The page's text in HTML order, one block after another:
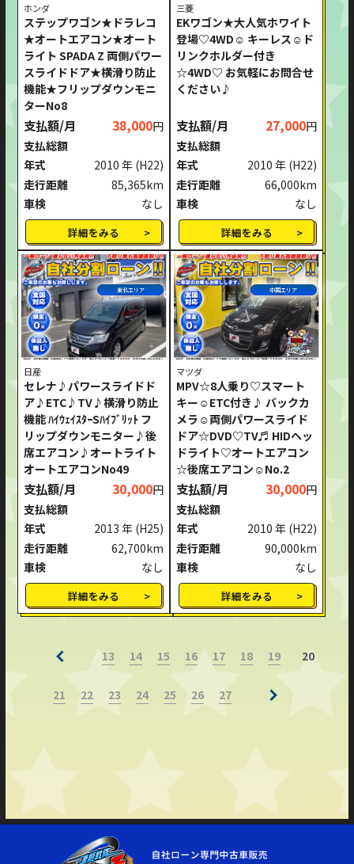
ホンダ
ステップワゴン★ドラレコ
★オートエアコン★オート
ライト SPADA Z 両側パワー
スライドドア★横滑り防止
機能★フリップダウンモニ
ターNo8
支払額/月 38,000円
支払総額
年式
2010 年 (H22)
走行距離
85,365km
車検
なし
詳細をみる
三菱
EKワゴン★大人気ホワイト
登場♡4WD☺ キーレス☺ド
リンクホルダー付き
☆4WD♡ お気軽にお問合せ
ください♪
支払額/月 27,000円
支払総額
年式
2010 年 (H22)
走行距離
66,000km
車検
なし
詳細をみる
東北エリア
日産
セレナ♪パワースライドド
ア♪ETC♪TV♪横滑り防止
機能 ﾊｲｳｪｲｽﾀｰSﾊｲﾌﾞﾘｯﾄ フ
リップダウンモニター♪後
席エアコン♪オートライト
オートエアコンNo49
支払額/月 30,000円
支払総額
年式
2013 年 (H25)
走行距離
62,700km
車検
なし
詳細をみる
中国エリア
マツダ
MPV☆8人乗り♡スマート
キー☺ETC付き♪ バックカ
メラ☺両側パワースライド
ドア☆DVD♡TV♬ HIDヘッ
ドライト♡オートエアコン
☆後席エアコン☺No.2
支払額/月 30,000円
支払総額
年式
2010 年 (H22)
走行距離
90,000km
車検
なし
詳細をみる
13 14 15 16 17 18 19 20
21 22 23 24 25 26 27